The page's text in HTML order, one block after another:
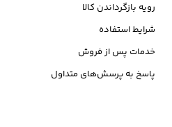
رویه بازگرداندن کالا
شرایط استفاده
خدمات پس از فروش
پاسخ به پرسش‌های متداول